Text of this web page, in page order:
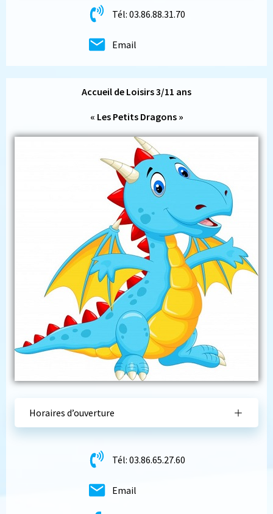
Tél: 03.86.88.31.70
Email
Accueil de Loisirs 3/11 ans
« Les Petits Dragons »
Horaires d’ouverture
Tél: 03.86.65.27.60
Email